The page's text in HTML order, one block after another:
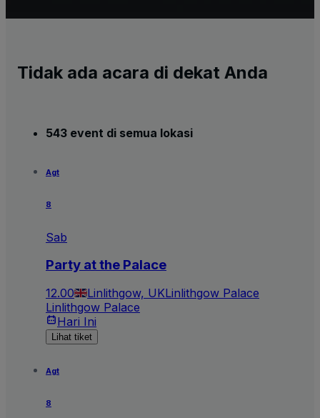
Tidak ada acara di dekat Anda
543 event di semua lokasi
Agt
8
Sab
Party at the Palace
12.00 Linlithgow, UKLinlithgow Palace
Linlithgow Palace
Hari Ini
Lihat tiket
Agt
8